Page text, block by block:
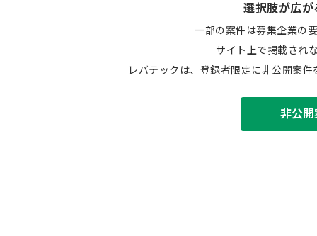
選択肢が広が
一部の案件は募集企業の
サイト上で掲載され
レバテックは、登録者限定に非公開案
非公